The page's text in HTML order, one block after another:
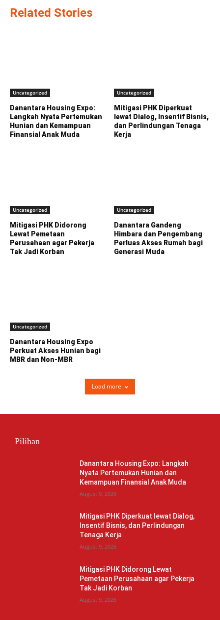
Related Stories
Uncategorized
Danantara Housing Expo:
Langkah Nyata Pertemukan
Hunian dan Kemampuan
Finansial Anak Muda
Uncategorized
Mitigasi PHK Diperkuat
lewat Dialog, Insentif Bisnis,
dan Perlindungan Tenaga
Kerja
Uncategorized
Mitigasi PHK Didorong
Lewat Pemetaan
Perusahaan agar Pekerja
Tak Jadi Korban
Uncategorized
Danantara Gandeng
Himbara dan Pengembang
Perluas Akses Rumah bagi
Generasi Muda
Uncategorized
Danantara Housing Expo
Perkuat Akses Hunian bagi
MBR dan Non-MBR
Load more
Pilihan
Danantara Housing Expo: Langkah
Nyata Pertemukan Hunian dan
Kemampuan Finansial Anak Muda
August 9, 2026
Mitigasi PHK Diperkuat lewat Dialog,
Insentif Bisnis, dan Perlindungan
Tenaga Kerja
August 9, 2026
Mitigasi PHK Didorong Lewat
Pemetaan Perusahaan agar Pekerja
Tak Jadi Korban
August 9, 2026